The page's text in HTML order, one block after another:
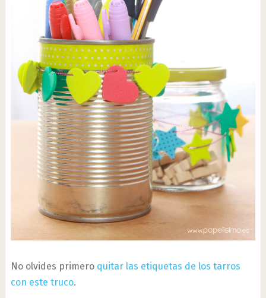
No olvides primero quitar las etiquetas de los tarros
con este truco.